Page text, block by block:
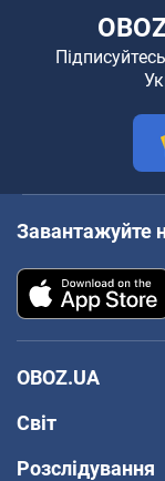
Завантажуйте
OBOZ.UA
Світ
Розслідування